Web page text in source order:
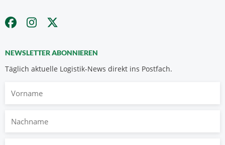
NEWSLETTER ABONNIEREN
Täglich aktuelle Logistik-News direkt ins Postfach.
Nachname